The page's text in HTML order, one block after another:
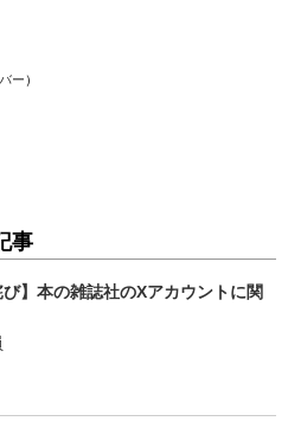
ー）
事
び】本の雑誌社のXアカウントに関